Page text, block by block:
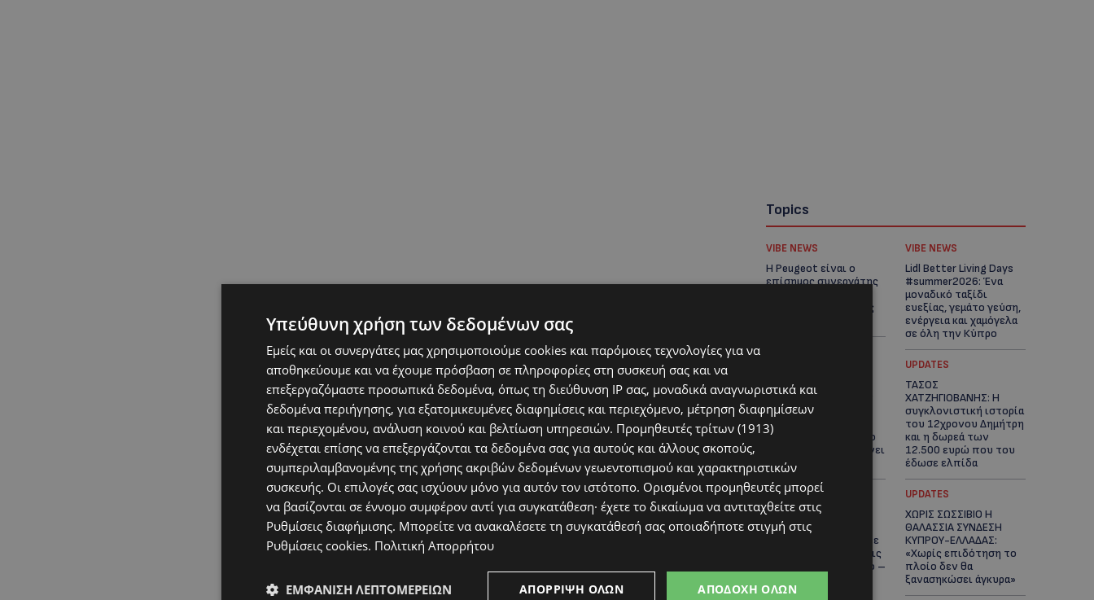
Topics
VIBE NEWS
Η Peugeot είναι ο
επίσημος συνεργάτης
Κινηματογράφου της
VIBE NEWS
Lidl Better Living Days
#summer2026: Ένα
μοναδικό ταξίδι
ευεξίας, γεμάτο γεύση,
ενέργεια και χαμόγελα
σε όλη την Κύπρο
ΠΑΓΚΟΣΜΙΑ ΗΜΕΡΑ
ΓΑΤΑΣ: Χιλιάδες στην
Κύπρο, καθεμία
μοναδική – Το
χαδιάρικο τετράποδο
με τη ματιά που λιώνει
καρδιές
UPDATES
ΤΑΣΟΣ
ΧΑΤΖΗΓΙΟΒΑΝΗΣ: Η
συγκλονιστική ιστορία
του 12χρονου Δημήτρη
και η δωρεά των
12.500 ευρώ που του
έδωσε ελπίδα
STORIES
ΕΞΩΤΙΚΑ ΖΩΑ ΣΤΗΝ
ΚΥΠΡΟ: Πότε
επιτρέπεται και πότε
απαγορεύεται να έχεις
μαϊμού ως κατοικίδιο –
διατηρείς νόμιμα
UPDATES
ΧΩΡΙΣ ΣΩΣΣΙΒΙΟ Η
ΘΑΛΑΣΣΙΑ ΣΥΝΔΕΣΗ
ΚΥΠΡΟΥ-ΕΛΛΑΔΑΣ:
«Χωρίς επιδότηση το
πλοίο δεν θα
ξανασηκώσει άγκυρα»
Υπεύθυνη χρήση των δεδομένων σας
Εμείς και οι συνεργάτες μας χρησιμοποιούμε cookies και παρόμοιες τεχνολογίες για να
αποθηκεύουμε και να έχουμε πρόσβαση σε πληροφορίες στη συσκευή σας και να
επεξεργαζόμαστε προσωπικά δεδομένα, όπως τη διεύθυνση IP σας, μοναδικά αναγνωριστικά και
δεδομένα περιήγησης, για εξατομικευμένες διαφημίσεις και περιεχόμενο, μέτρηση διαφημίσεων
και περιεχομένου, ανάλυση κοινού και βελτίωση υπηρεσιών. Προμηθευτές τρίτων (1913)
ενδέχεται επίσης να επεξεργάζονται τα δεδομένα σας για αυτούς και άλλους σκοπούς,
συμπεριλαμβανομένης της χρήσης ακριβών δεδομένων γεωεντοπισμού και χαρακτηριστικών
συσκευής. Οι επιλογές σας ισχύουν μόνο για αυτόν τον ιστότοπο. Ορισμένοι προμηθευτές μπορεί
να βασίζονται σε έννομο συμφέρον αντί για συγκατάθεση· έχετε το δικαίωμα να αντιταχθείτε στις
Ρυθμίσεις διαφήμισης. Μπορείτε να ανακαλέσετε τη συγκατάθεσή σας οποιαδήποτε στιγμή στις
Ρυθμίσεις cookies. Πολιτική Απορρήτου
ΑΠΟΔΟΧΉ ΌΛΩΝ
ΑΠΌΡΡΙΨΗ ΌΛΩΝ
ΕΜΦΆΝΙΣΗ ΛΕΠΤΟΜΕΡΕΙΏΝ